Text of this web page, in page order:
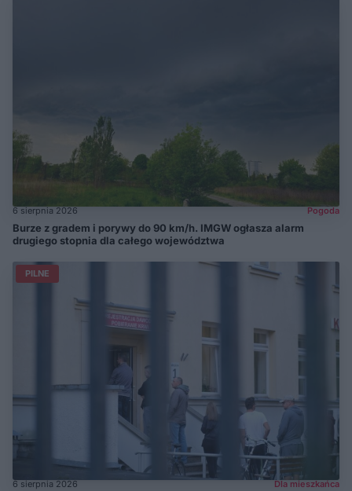
6 sierpnia 2026 Pogoda
Burze z gradem i porywy do 90 km/h. IMGW ogłasza alarm
drugiego stopnia dla całego województwa
PILNE
6 sierpnia 2026 Dla mieszkańca